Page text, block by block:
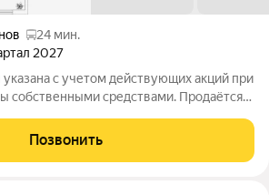
24 мин.
2027
с учетом действующих акций при
собственными средствами. Продаётся
находится в 9 этажном доме, в
Позвонить